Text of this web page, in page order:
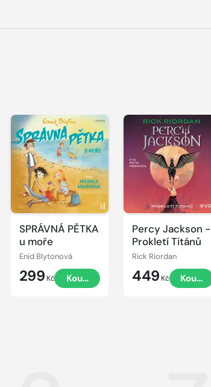
SPRÁVNÁ PĚTKA
u moře
Enid Blytonová
299 Kč Koupit
Přehrát
ukázku
Percy Jackson -
Prokletí Titánů
Rick Riordan
449 Kč Koupit
Přehrát
ukázku